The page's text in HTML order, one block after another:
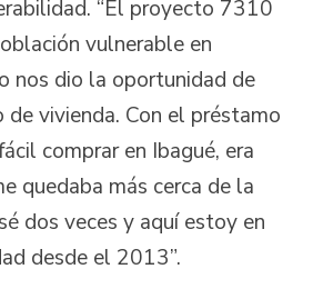
“El proyecto 7310
vulnerable en
nos dio la oportunidad de
vivienda. Con el préstamo
comprar en Ibagué, era
quedaba más cerca de la
dos veces y aquí estoy en
desde el 2013”.